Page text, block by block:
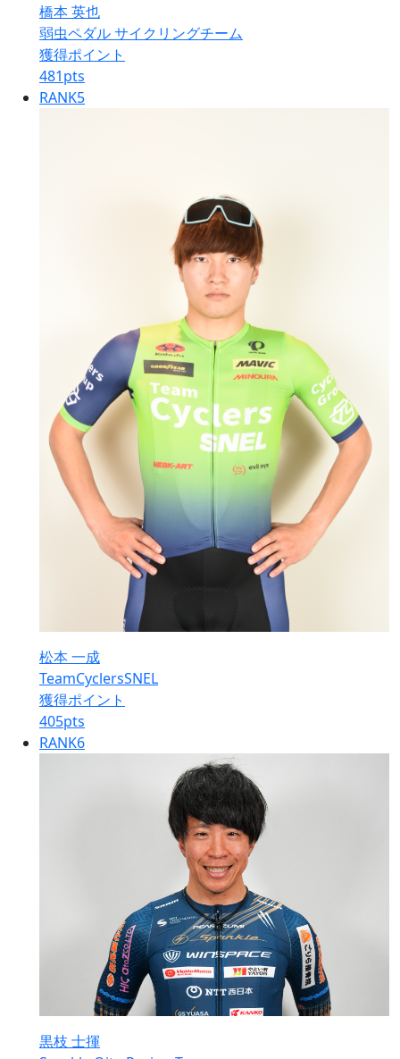
橋本 英也
弱虫ペダル サイクリングチーム
獲得ポイント
481pts
RANK5
松本 一成
TeamCyclersSNEL
獲得ポイント
405pts
RANK6
黒枝 士揮